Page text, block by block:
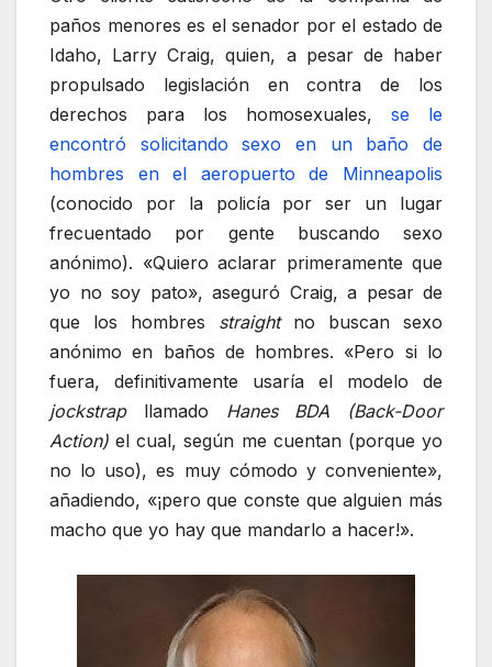
paños menores es el senador por el estado de
Idaho, Larry Craig, quien, a pesar de haber
propulsado legislación en contra de los
derechos para los homosexuales, se le
encontró solicitando sexo en un baño de
hombres en el aeropuerto de Minneapolis
(conocido por la policía por ser un lugar
frecuentado por gente buscando sexo
anónimo). «Quiero aclarar primeramente que
yo no soy pato», aseguró Craig, a pesar de
que los hombres straightno buscan sexo
anónimo en baños de hombres. «Pero si lo
fuera, definitivamente usaría el modelo de
jockstrapllamado Hanes BDA (Back-Door
Action) el cual, según me cuentan (porque yo
no lo uso), es muy cómodo y conveniente»,
añadiendo, «¡pero que conste que alguien más
macho que yo hay que mandarlo a hacer!».